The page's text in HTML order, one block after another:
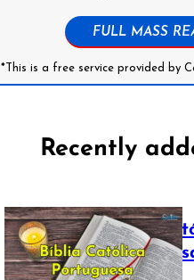
FULL MASS
*This is a free service provided by
Recently
Bíblia